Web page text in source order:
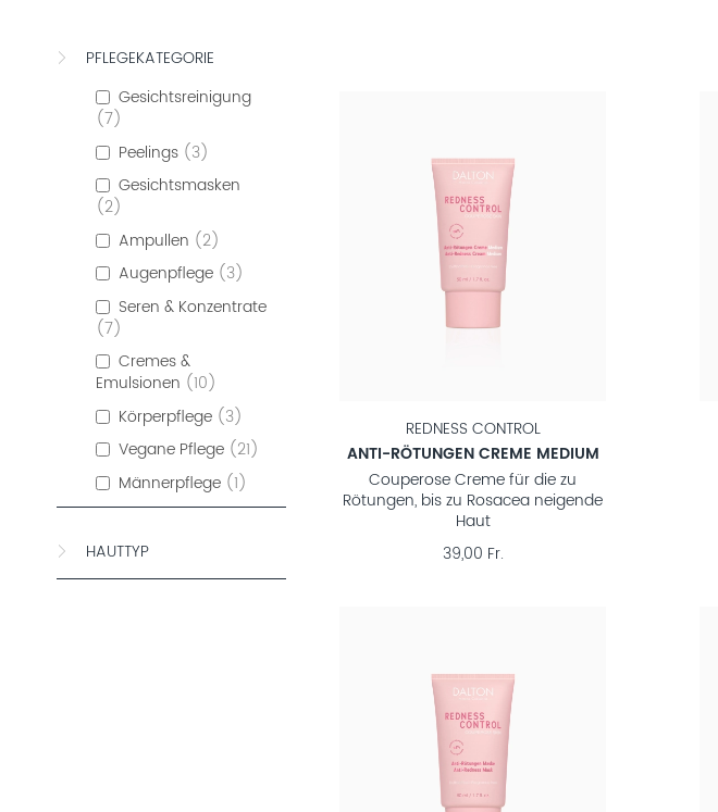
REDNESS CONTROL
ANTI-RÖTUNGEN CREME MEDIUM
Couperose Creme für die zu
Rötungen, bis zu Rosacea neigende
Haut
39,00 Fr.
PFLEGEKATEGORIE
Gesichtsreinigung
7
Peelings 3
Gesichtsmasken
2
Ampullen
2
Augenpflege 3
Seren & Konzentrate
7
Cremes &
Emulsionen
10
Körperpflege 3
Vegane Pflege 21
Männerpflege 1
HAUTTYP